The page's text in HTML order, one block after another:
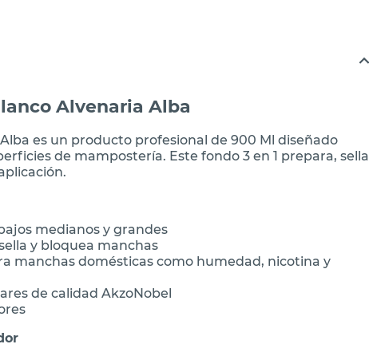
Alvenaria Alba
es un producto profesional de 900 Ml diseñado
de mampostería. Este fondo 3 en 1 prepara, sella
medianos y grandes
y bloquea manchas
manchas domésticas como humedad, nicotina y
de calidad AkzoNobel